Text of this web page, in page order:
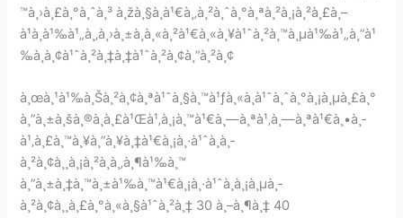
™à¸›à¸£à¸°à¸ˆà¸³ à¸žà¸§à¸à¹€à¸‚à¸²à¸ˆà¸°à¸ªà¸²à¸¡à¸²à¸£à¸–
à¹à¸à¹‰à¹„à¸‚à¸›à¸±à¸à¸«à¸²à¹€à¸«à¸¥à¹ˆà¸²à¸™à¸µà¹‰à¹„à¸”à¹
‰à¸­à¸¢à¹ˆà¸²à¸‡à¸‡à¹ˆà¸²à¸¢à¸”à¸²à¸¢
à¸œà¸¹à¹‰à¸Šà¸²à¸¢à¸ªà¹ˆà¸§à¸™à¹ƒà¸«à¸à¹ˆà¸ˆà¸°à¸¡à¸µà¸£à¸°
à¸”à¸±à¸šà¸®à¸­à¸£à¹Œà¹‚à¸¡à¸™à¹€à¸—à¸ªà¹‚à¸—à¸ªà¹€à¸•à¸­
à¹‚à¸£à¸™à¸¥à¸”à¸¥à¸‡à¹€à¸¡à¸·à¹ˆà¸­à¸­
à¸²à¸¢à¸¸à¸¡à¸²à¸à¸‚à¸¶à¹‰à¸™
à¸”à¸±à¸‡à¸™à¸±à¹‰à¸™à¹€à¸¡à¸·à¹ˆà¸­à¸¡à¸µà¸­
à¸²à¸¢à¸¸à¸£à¸°à¸«à¸§à¹ˆà¸²à¸‡ 30 à¸–à¸¶à¸‡ 40